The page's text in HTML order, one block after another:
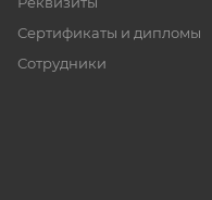
Сертификаты и дипломы
Сотрудники